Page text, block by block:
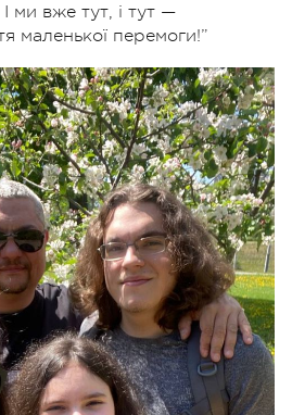
ми вже тут, і тут —
маленької перемоги!”